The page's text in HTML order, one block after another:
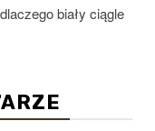
biały ciągle